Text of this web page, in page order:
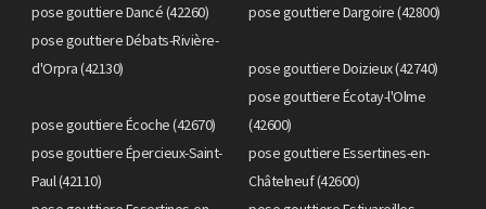
pose gouttiere Dancé (42260)
pose gouttiere Dargoire (42800)
pose gouttiere Débats-Rivière-
d'Orpra (42130)
pose gouttiere Doizieux (42740)
pose gouttiere Écoche (42670)
pose gouttiere Écotay-l'Olme
(42600)
pose gouttiere Épercieux-Saint-
Paul (42110)
pose gouttiere Essertines-en-
Châtelneuf (42600)